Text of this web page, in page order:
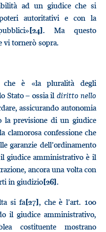
ad un giudice che si
autoritativi e con la
[24]. Ma questo
vi tornerò sopra.
che è «la pluralità degli
Stato – ossia il diritto nello
assicurando autonomia
la previsione di un giudice
clamorosa confessione che
garanzie dell’ordinamento
il giudice amministrativo è il
ancora una volta con
in giudizio[26].
si fa[27], che è l’art. 100
il giudice amministrativo,
costituente mostrano